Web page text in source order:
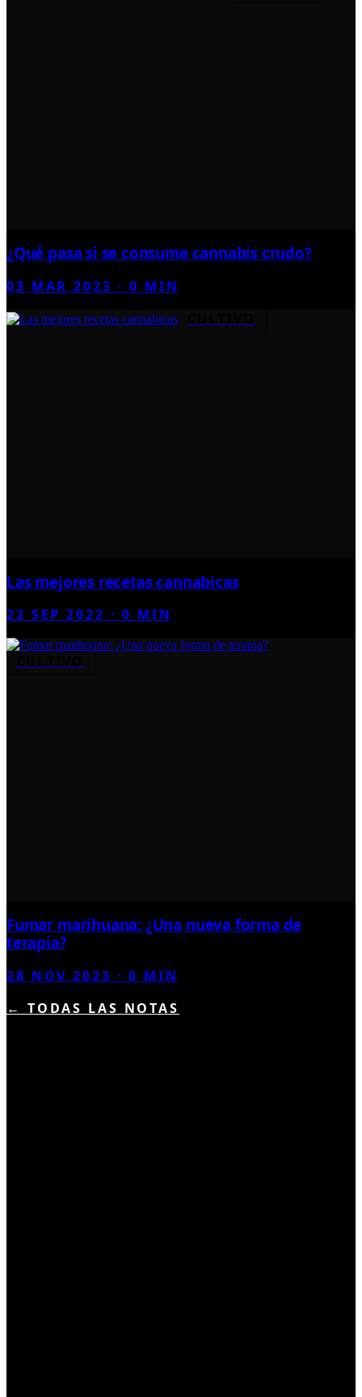
¿Qué pasa si se consume cannabis crudo?
03 MAR 2023 ·0 MIN
Las mejores recetas cannabicas
22 SEP 2022 ·0 MIN
Fumar marihuana: ¿Una nueva forma de
terapia?
28 NOV 2023 ·0 MIN
← TODAS LAS NOTAS